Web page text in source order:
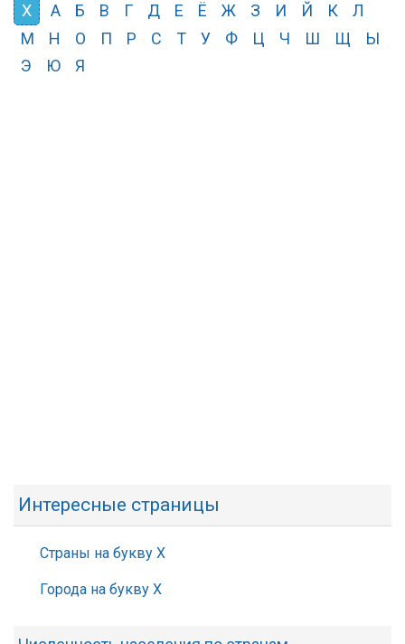
Х А Б В Г Д Е Ё Ж З И Й К
Л
М
Н О П Р С Т У Ф Ц Ч Ш Щ
Ы
Э
Ю Я
Интересные страницы
Страны на букву Х
Города на букву Х